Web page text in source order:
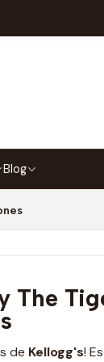
Blog
The
de Kellogg's!